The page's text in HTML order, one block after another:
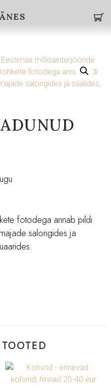
fotodega annab pildi
salongides ja